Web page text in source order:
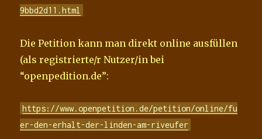
9bbd2d11.html
Die Petition kann man direkt online ausfüllen
(als registrierte/r Nutzer/in bei
“openpedition.de”:
https://www.openpetition.de/petition/online/fu
er-den-erhalt-der-linden-am-riveufer